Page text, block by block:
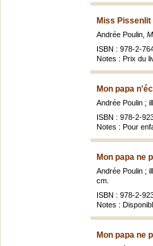
Miss Pissenlit
Andrée Poulin,
ISBN : 978-2-
Notes : Prix du
Mon papa
Andrée Poulin ;
ISBN : 978-2-
Notes : Pour
Mon papa ne
Andrée Poulin ;
cm.
ISBN : 978-2-
Notes :
Mon papa ne